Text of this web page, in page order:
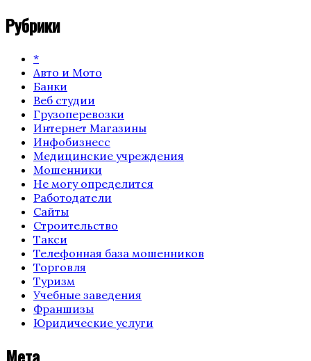
Рубрики
*
Авто и Мото
Банки
Веб студии
Грузоперевозки
Интернет Магазины
Инфобизнесс
Медицинские учреждения
Мошенники
Не могу определится
Работодатели
Сайты
Строительство
Такси
Телефонная база мошенников
Торговля
Туризм
Учебные заведения
Франшизы
Юридические услуги